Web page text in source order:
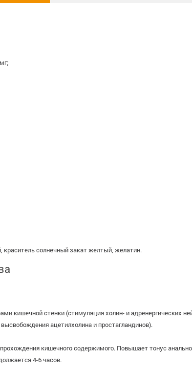
солнечный закат желтый, желатин.
кишечной стенки (стимуляция холин- и адренергических
ацетилхолина и простагландинов).
кишечного содержимого. Повышает тонус
4-6 часов.